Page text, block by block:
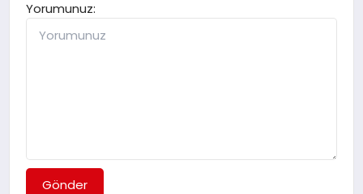
Yorumunuz:
Gönder